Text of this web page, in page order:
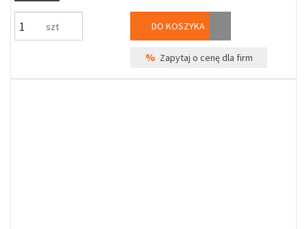
szt DO KOSZYKA
% Zapytaj o cenę dla firm